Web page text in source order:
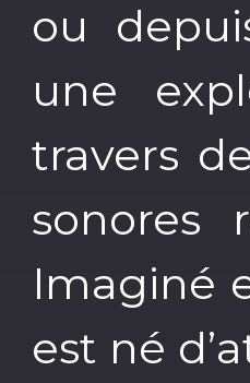
ou
une
travers
sonores
Imaginé
est né